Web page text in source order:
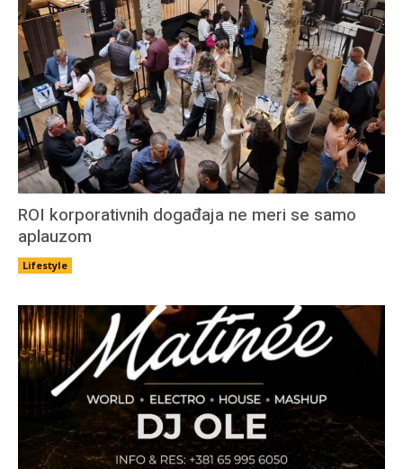
ROI korporativnih događaja ne meri se samo
aplauzom
Lifestyle